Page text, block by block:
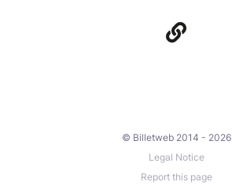
© Billetweb 2014 - 2026
Legal Notice
Report this page